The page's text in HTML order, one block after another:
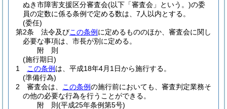
ぬき市障害支援区分審査会(以下「審査会」という。)の委
員の定数に係る条例で定める数は、7人以内とする。
(委任)
第2条
法令及びこの条例 に定めるもののほか、審査会に関し
必要な事項は、市長が別に定める。
附 則
(施行期日)
1
この条例 は、平成18年4月1日から施行する。
(準備行為)
2
審査会は、 この条例の施行前においても、審査判定業務そ
の他の必要な行為を行うことができる。
附 則(平成25年条例第5号)